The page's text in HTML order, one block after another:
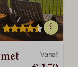
9
Vanaf